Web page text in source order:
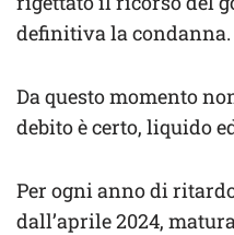
definitiva la condanna.
Da questo momento
debito è certo, liquido
Per ogni anno di
dall’aprile 2024,